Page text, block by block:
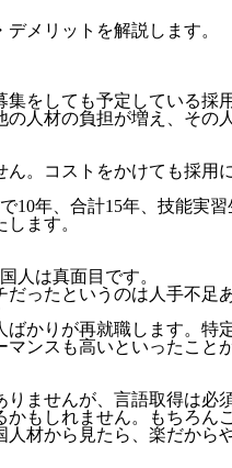
メリットを解説します。
をしても予定している
人材の負担が増え、その
。コストをかけても採
10年、合計15年、技能実
ます。
人は真面目 です。
ったというのは人手不
かりが再就職します。
ンスも高いといったこと
ませんが、言語取得は
もしれません。
もちろん
材から見たら、楽だか